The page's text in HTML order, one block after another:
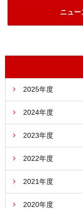
ニュー
2025年度
2024年度
2023年度
2022年度
2021年度
2020年度